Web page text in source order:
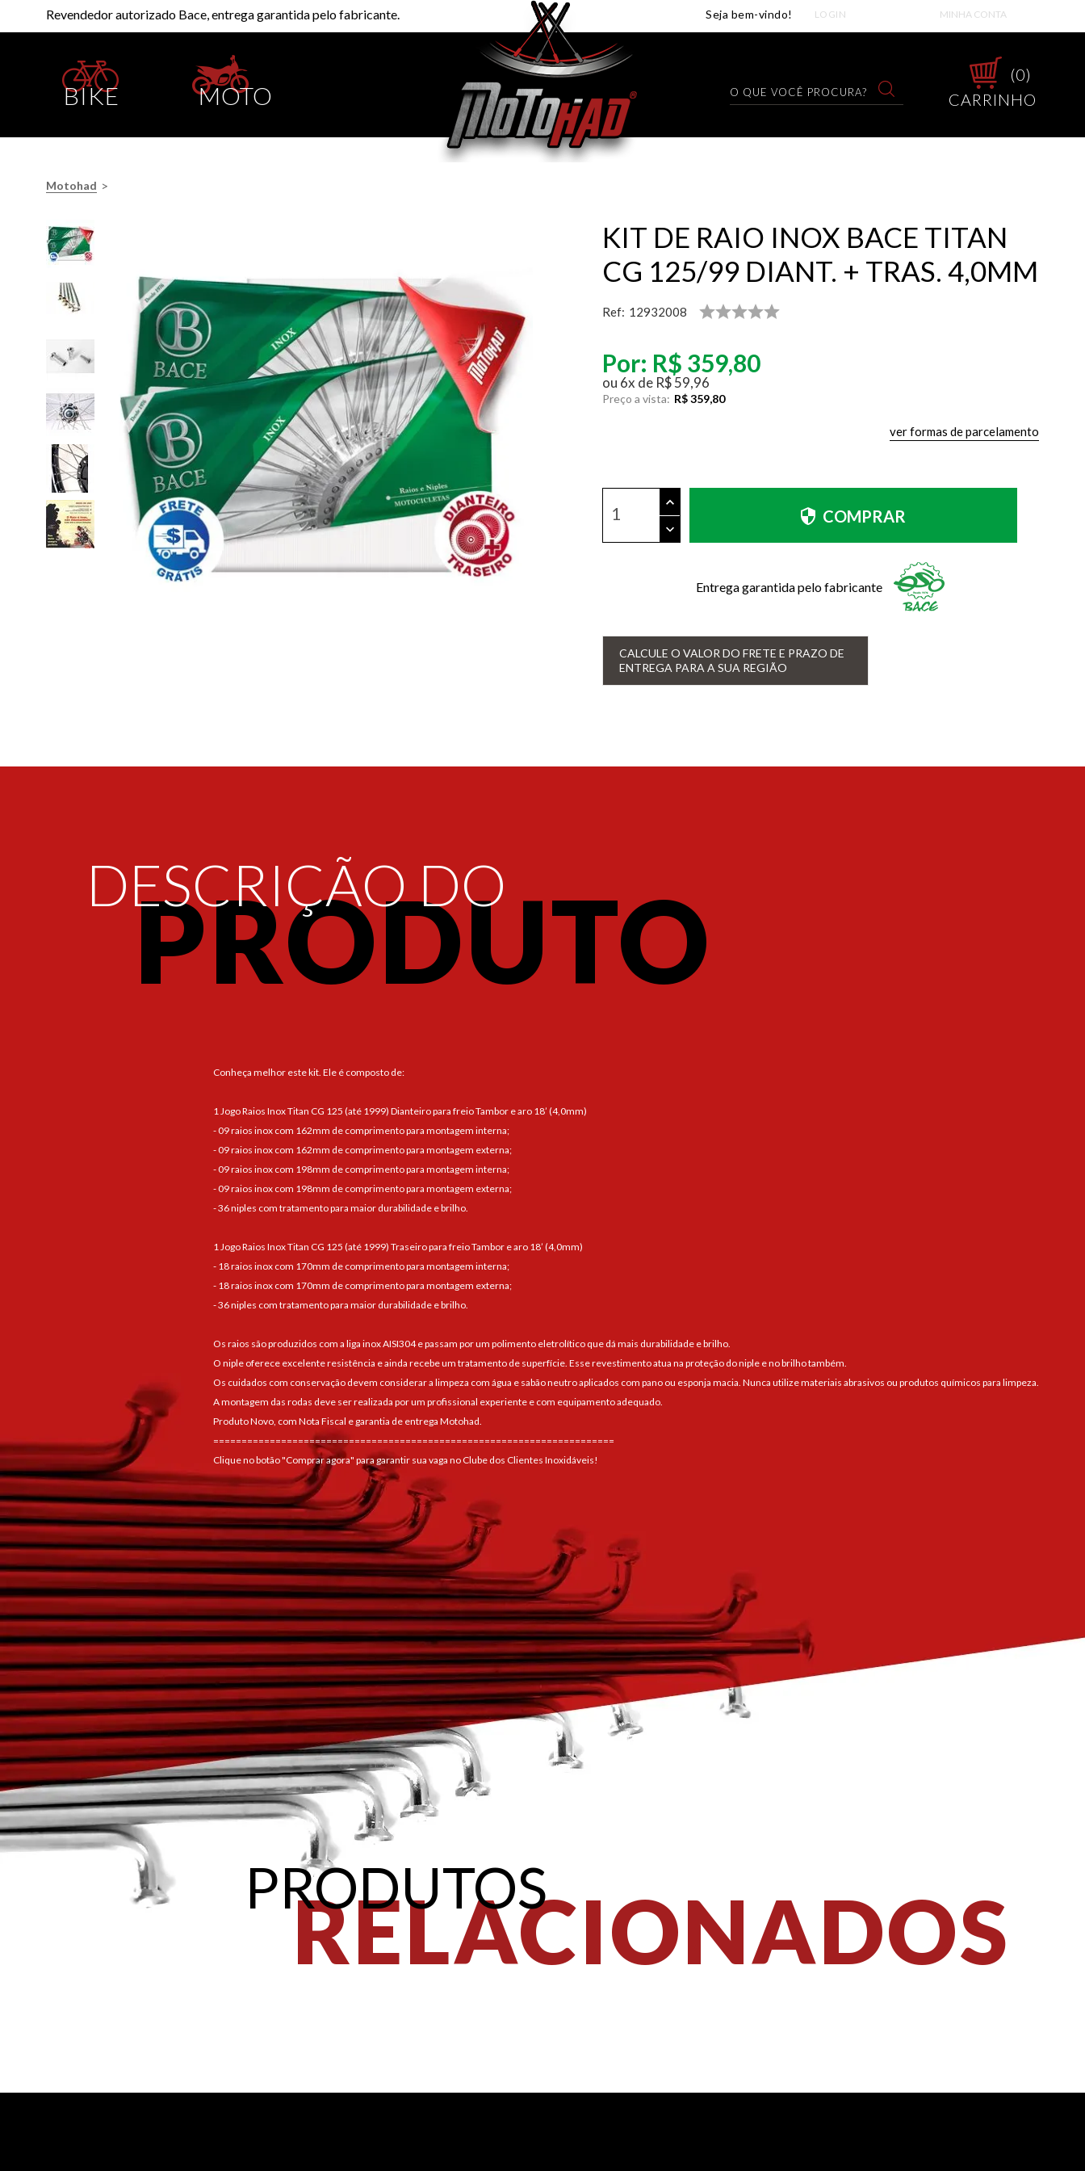
Revendedor autorizado Bace, entrega garantida pelo fabricante. LOGIN MINHA CONTA
BIKE MOTO CARRINHO
0
Motohad >
KIT DE RAIO INOX BACE TITAN
CG 125/99 DIANT. + TRAS. 4,0MM
Ref: 12932008
Por: R$ 359,80
ou 6x de R$ 59,96
Preço a vista: R$ 359,80
ver formas de parcelamento
COMPRAR
Entrega garantida pelo fabricante
CALCULE O VALOR DO FRETE E PRAZO DE
ENTREGA PARA A SUA REGIÃO
DESCRIÇÃO DO
PRODUTO
Conheça melhor este kit. Ele é composto de:
1 Jogo Raios Inox Titan CG 125 (até 1999) Dianteiro para freio Tambor e aro 18’ (4,0mm)
- 09 raios inox com 162mm de comprimento para montagem interna;
- 09 raios inox com 162mm de comprimento para montagem externa;
- 09 raios inox com 198mm de comprimento para montagem interna;
- 09 raios inox com 198mm de comprimento para montagem externa;
- 36 niples com tratamento para maior durabilidade e brilho.
1 Jogo Raios Inox Titan CG 125 (até 1999) Traseiro para freio Tambor e aro 18’ (4,0mm)
- 18 raios inox com 170mm de comprimento para montagem interna;
- 18 raios inox com 170mm de comprimento para montagem externa;
- 36 niples com tratamento para maior durabilidade e brilho.
Os raios são produzidos com a liga inox AISI304 e passam por um polimento eletrolítico que dá mais durabilidade e brilho.
O niple oferece excelente resistência e ainda recebe um tratamento de superfície. Esse revestimento atua na proteção do niple e no brilho também.
Os cuidados com conservação devem considerar a limpeza com água e sabão neutro aplicados com pano ou esponja macia. Nunca utilize materiais abrasivos ou produtos químicos para limpeza.
A montagem das rodas deve ser realizada por um profissional experiente e com equipamento adequado.
Produto Novo, com Nota Fiscal e garantia de entrega Motohad.
=======================================================================
Clique no botão "Comprar agora" para garantir sua vaga no Clube dos Clientes Inoxidáveis!
PRODUTOS
RELACIONADOS